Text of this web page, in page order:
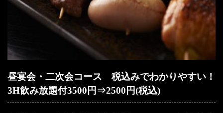
昼宴会・二次会コース 税込みでわかりやすい！
3H飲み放題付3500円⇒2500円(税込)